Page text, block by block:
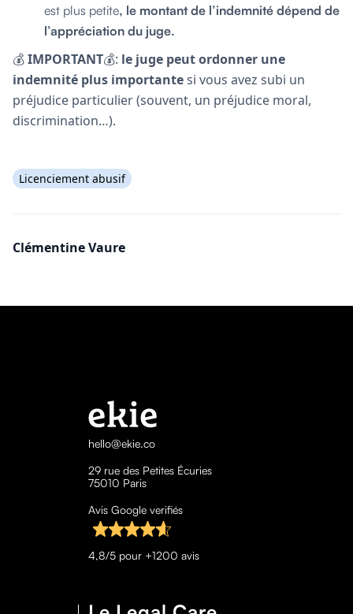
est plus petite, le montant de l’indemnité dépend de
l’appréciation du juge.
💰IMPORTANT💰: le juge peut ordonner une
indemnité plus importantesi vous avez subi un
préjudice particulier (souvent, un préjudice moral,
discrimination…).
Licenciement abusif
Clémentine Vaure
hello@ekie.co
29 rue des Petites Écuries
75010 Paris
Avis Google verifiés
4,8/5 pour +1200 avis